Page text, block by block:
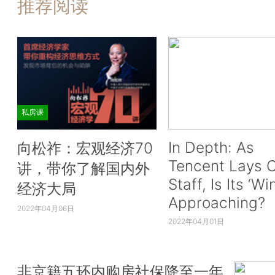
推荐阅读
私房课
向松祚：宏观经济70
讲，带你了解国内外
经济大局
2022年04月06日
In Depth: As
Tencent Lays
Staff, Is Its
Approaching?
2022年04月01日
非京籍五环内购房社保降至一年